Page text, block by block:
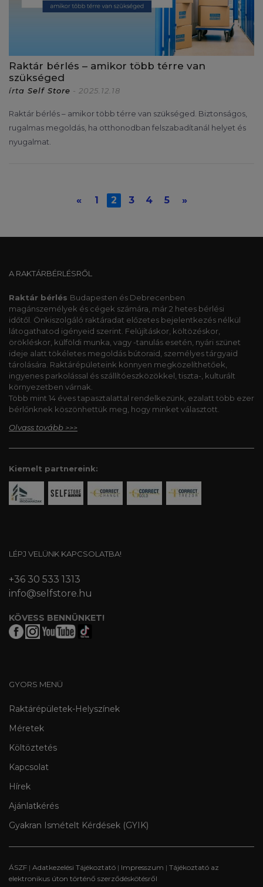
Raktár bérlés – amikor több térre van
szükséged
írta Self Store - 2025.12.18
Raktár bérlés – amikor több térre van szükséged. Biztonságos,
rugalmas megoldás, ha otthonodban felszabadítanál helyet és
nyugalmat.
« 1 2 3 4 5 »
A RAKTÁRBÉRLÉSRŐL
Raktár bérlés Budapesten és Debrecenben
magánszemélyek és cégek számára, már 2 hetes bérlési
időtől. Önkiszolgáló raktáradat előzetes bejelentkezés nélkül
látogathatod igényeid szerint. Felújításkor, költözéskor,
örökléskor, külföldi munka, vagy -tanulás esetén, nyári szünet
ideje alatt tökéletes megoldás bútoraid, személyes tárgyaid
tárolására. Raktárépületeink könnyen megközelíthetőek,
ingyenes parkolással és szállítóeszközökkel, tiszta-, kulturált
környezetben várnak.
Több mint 14 éves tapasztalattal rendelkezünk, ezalatt több ezer
bérlőnknek köszönhettük meg, hogy minket választott.
Olvass tovább >>>
Kiemelt partnereink:
LÉPJ VELÜNK KAPCSOLATBA!
+36 30 533 1313
info@selfstore.hu
KÖVESS BENNÜNKET!
GYORS MENÜ
Raktárépületek-Helyszínek
Méretek
Költöztetés
Kapcsolat
Hírek
Ajánlatkérés
Gyakran Ismételt Kérdések (GYIK)
ÁSZF | Adatkezelési Tájékoztató | Impresszum | Tájékoztató az
elektronikus úton történő szerződéskötésről